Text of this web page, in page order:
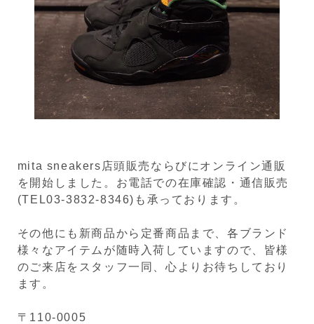
mita sneakers店頭販売ならびにオンライン通販
を開始しました。お電話での在庫確認・通信販売
(TEL03-3832-8346)も承っております。
その他にも新商品から定番商品まで、各ブランド
様々なアイテムが随時入荷していますので、皆様
のご来店をスタッフ一同、心よりお待ちしており
ます。
〒110-0005